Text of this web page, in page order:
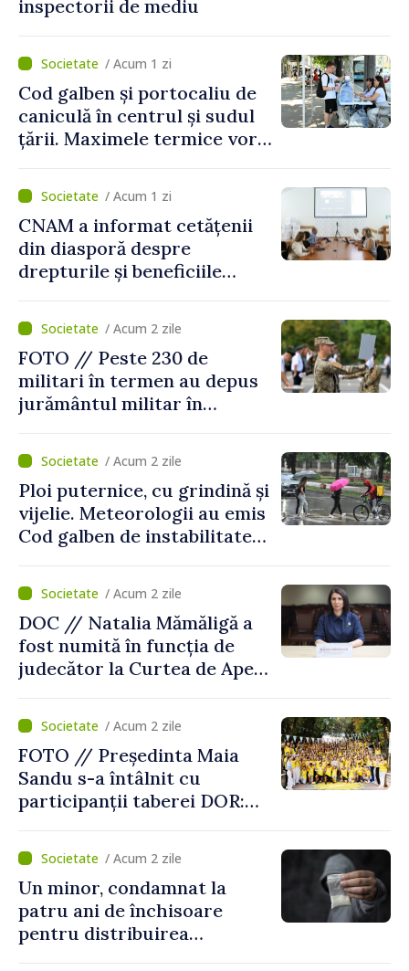
inspectorii de mediu
/ Acum 1 zi
Cod galben și portocaliu de
caniculă în centrul și sudul
țării. Maximele termice vor
/ Acum 1 zi
CNAM a informat cetățenii
din diasporă despre
drepturile și beneficiile
/ Acum 2 zile
FOTO // Peste 230 de
militari în termen au depus
jurământul militar în
/ Acum 2 zile
Ploi puternice, cu grindină și
vijelie. Meteorologii au emis
Cod galben de instabilitate
/ Acum 2 zile
DOC // Natalia Mămăligă a
fost numită în funcția de
judecător la Curtea de Apel
/ Acum 2 zile
FOTO // Președinta Maia
Sandu s-a întâlnit cu
participanții taberei DOR:
noastră rămâne puternică”
/ Acum 2 zile
Un minor, condamnat la
patru ani de închisoare
pentru distribuirea